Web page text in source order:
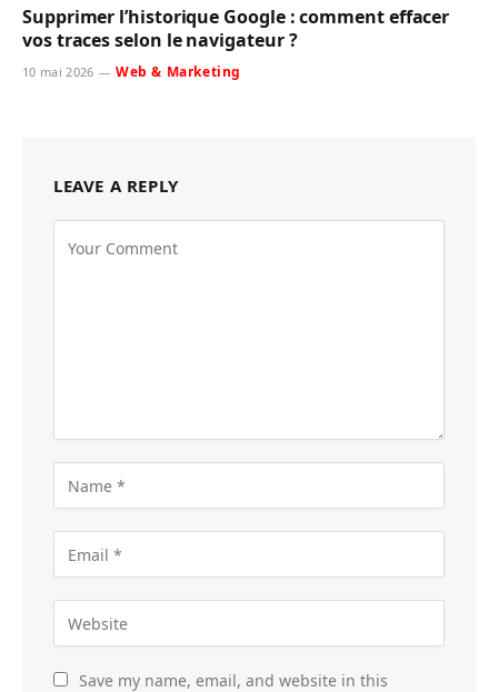
Supprimer l’historique Google : comment effacer
vos traces selon le navigateur ?
10 mai 2026 Web & Marketing
LEAVE A REPLY
Save my name, email, and website in this